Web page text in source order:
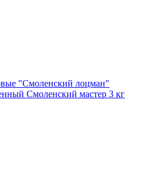
"Смоленский лоцман"
Смоленский мастер 3 кг